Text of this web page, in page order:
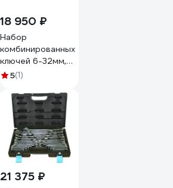
18 950 ₽
Набор
комбинированных
ключей 6-32мм,
20шт МАСТАК 5-
5(1)
21 375 ₽